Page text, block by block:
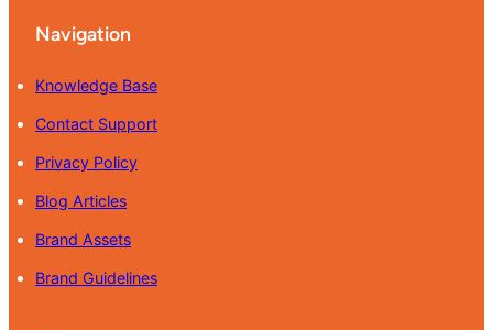
Navigation
Knowledge Base
Contact Support
Privacy Policy
Blog Articles
Brand Assets
Brand Guidelines